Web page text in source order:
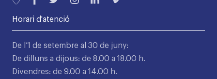
Horari d'atenció
De l’1 de setembre al 30 de juny:
De dilluns a dijous: de 8.00 a 18.00 h.
Divendres: de 9.00 a 14.00 h.